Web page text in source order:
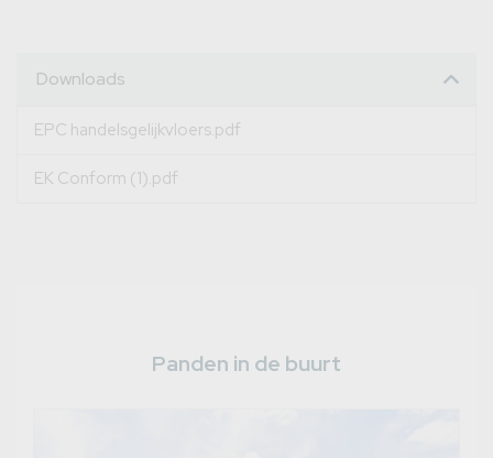
Downloads
EPC handelsgelijkvloers.pdf
EK Conform (1).pdf
Panden in de buurt